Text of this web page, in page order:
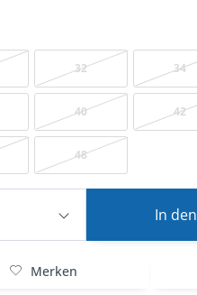
32 34
40 42
48
In den
Merken